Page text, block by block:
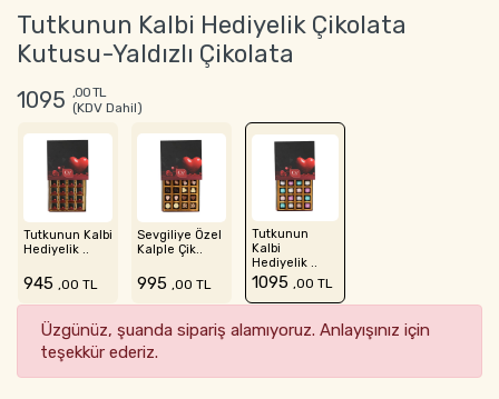
Tutkunun Kalbi Hediyelik Çikolata
Kutusu-Yaldızlı Çikolata
1095 ,00 TL
(KDV Dahil)
Tutkunun Kalbi
Hediyelik ..
945 ,00 TL
Sevgiliye Özel
Kalple Çik..
995 ,00 TL
Tutkunun
Kalbi
Hediyelik ..
1095 ,00 TL
Üzgünüz, şuanda sipariş alamıyoruz. Anlayışınız için
teşekkür ederiz.